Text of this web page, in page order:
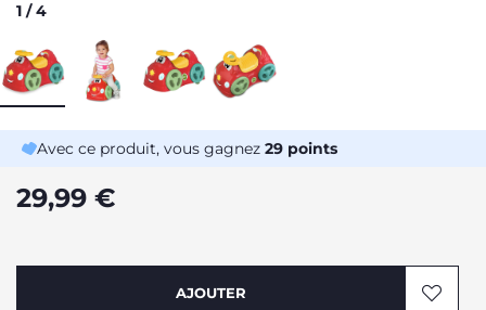
1 /4
Avec ce produit, vous gagnez 29 points
29,99 €
AJOUTER